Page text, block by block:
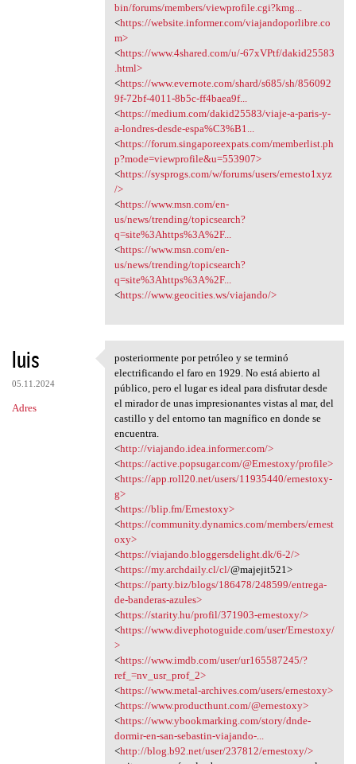
bin/forums/members/viewprofile.cgi?kmg...
<https://website.informer.com/viajandoporlibre.co
m>
<https://www.4shared.com/u/-67xVPtf/dakid25583
.html>
<https://www.evernote.com/shard/s685/sh/856092
9f-72bf-4011-8b5c-ff4baea9f...
<https://medium.com/dakid25583/viaje-a-paris-y-
a-londres-desde-espa%C3%B1...
<https://forum.singaporeexpats.com/memberlist.ph
p?mode=viewprofile&u=553907>
<https://sysprogs.com/w/forums/users/ernesto1xyz
/>
<https://www.msn.com/en-
us/news/trending/topicsearch?
q=site%3Ahttps%3A%2F...
<https://www.msn.com/en-
us/news/trending/topicsearch?
q=site%3Ahttps%3A%2F...
<https://www.geocities.ws/viajando/>
luis
05.11.2024
Adres
posteriormente por petróleo y
posteriormente por petróleo y se terminó
electrificando el faro en 1929. No está abierto al
público, pero el lugar es ideal para disfrutar desde
el mirador de unas impresionantes vistas al mar, del
castillo y del entorno tan magnífico en donde se
encuentra.
<http://viajando.idea.informer.com/>
<https://active.popsugar.com/@Ernestoxy/profile>
<https://app.roll20.net/users/11935440/ernestoxy-
g>
<https://blip.fm/Ernestoxy>
<https://community.dynamics.com/members/ernest
oxy>
<https://viajando.bloggersdelight.dk/6-2/>
<https://my.archdaily.cl/cl/@majejit521>
<https://party.biz/blogs/186478/248599/entrega-
de-banderas-azules>
<https://starity.hu/profil/371903-ernestoxy/>
<https://www.divephotoguide.com/user/Ernestoxy/
>
<https://www.imdb.com/user/ur165587245/?
ref_=nv_usr_prof_2>
<https://www.metal-archives.com/users/ernestoxy>
<https://www.producthunt.com/@ernestoxy>
<https://www.ybookmarking.com/story/dnde-
dormir-en-san-sebastin-viajando-...
<http://blog.b92.net/user/237812/ernestoxy/>